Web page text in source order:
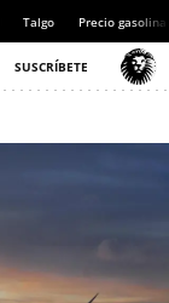
Talgo Precio gasolina